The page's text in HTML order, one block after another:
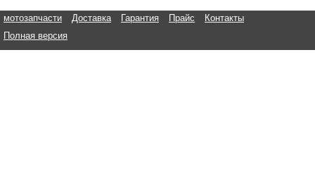
мотозапчасти Доставка Гарантия Прайс
Контакты
Полная версия